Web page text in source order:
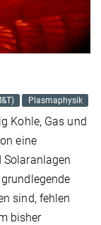
Plasmaphysik
Kohle, Gas und
eine
Solaranlagen
sind, fehlen
bisher